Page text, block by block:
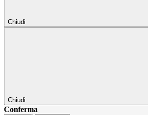
Chiudi
Chiudi
Conferma